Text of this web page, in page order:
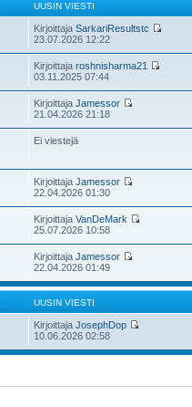
UUSIN VIESTI
KirjoittajaSarkariResultstc
23.07.2026 12:22
Kirjoittajaroshnisharma21
03.11.2025 07:44
KirjoittajaJamessor
21.04.2026 21:18
Ei viestejä
KirjoittajaJamessor
22.04.2026 01:30
KirjoittajaVanDeMark
25.07.2026 10:58
KirjoittajaJamessor
22.04.2026 01:49
UUSIN VIESTI
KirjoittajaJosephDop
10.06.2026 02:58